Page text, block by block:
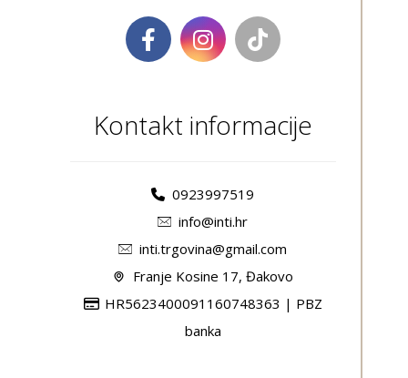
Kontakt informacije
0923997519
info@inti.hr
inti.trgovina@gmail.com
Franje Kosine 17, Đakovo
HR5623400091160748363 | PBZ
banka